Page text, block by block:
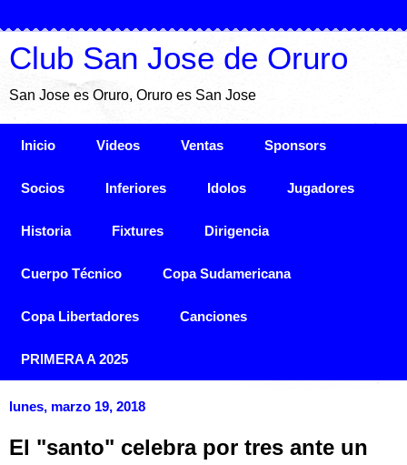
Club San Jose de Oruro
San Jose es Oruro, Oruro es San Jose
Inicio Videos Ventas Sponsors
Socios Inferiores Idolos Jugadores
Historia Fixtures Dirigencia
Cuerpo Técnico Copa Sudamericana
Copa Libertadores Canciones
PRIMERA A 2025
lunes, marzo 19, 2018
El "santo" celebra por tres ante un